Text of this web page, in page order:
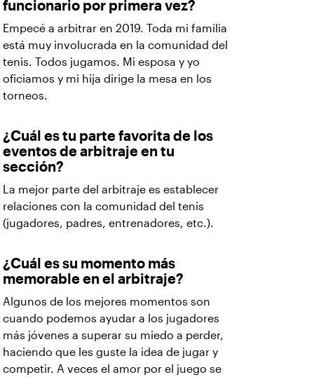
funcionario por primera vez?
Empecé a arbitrar en 2019. Toda mi familia
está muy involucrada en la comunidad del
tenis. Todos jugamos. Mi esposa y yo
oficiamos y mi hija dirige la mesa en los
torneos.
¿Cuál es tu parte favorita de los
eventos de arbitraje en tu
sección?
La mejor parte del arbitraje es establecer
relaciones con la comunidad del tenis
(jugadores, padres, entrenadores, etc.).
¿Cuál es su momento más
memorable en el arbitraje?
Algunos de los mejores momentos son
cuando podemos ayudar a los jugadores
más jóvenes a superar su miedo a perder,
haciendo que les guste la idea de jugar y
competir. A veces el amor por el juego se